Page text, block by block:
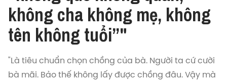
không cha không mẹ, không
tên không tuổi”"
"Là tiêu chuẩn chọn chồng của bà. Người ta cứ cười
bà mãi. Bảo thế không lấy được chồng đâu. Vậy mà